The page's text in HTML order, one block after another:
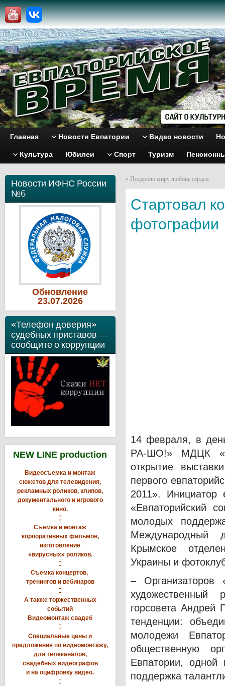
Главная Новости Евпатории Видео новости
Культура Юбилеи Спорт Туризм
Новости ИФНС России
№6
Обновление
23.07.2026
«Телефон доверия»
судебных приставов —
сообщите о коррупции
NEW LINE production
Видеосъемка и монтаж
сюжетов для телевидения,
рекламных роликов, клипов,
документального и игрового
кино.

Съемка и монтаж
корпоративных фильмов,
изготовление
«вирусных» роликов.

Съемка концертов,
тренингов и вебинаров

А также торжественных
событий
Видеомонтаж свадеб

Специальные цены и
предложения по видеомонтажу,
для телеканалов,
свадебных видеографов
и на оцифровку видео.

« Подарили миру любовь сердец
Стартовал
фотографии
14 февраля, в
РА-ШО!» МДЦК
открытие
первого
2011». Инициатор
«Евпаторийский
молодых
Международный
Крымское
Украины и
– Организаторов
художественный
горсовета
тенденции:
молодежи
общественную
Евпатории, одной
поддержка